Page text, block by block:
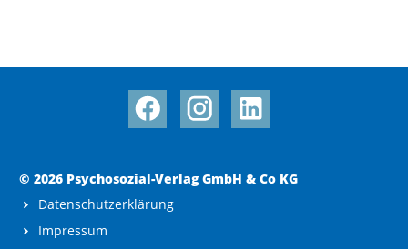
© 2026 Psychosozial-Verlag GmbH & Co KG
Datenschutzerklärung
Impressum